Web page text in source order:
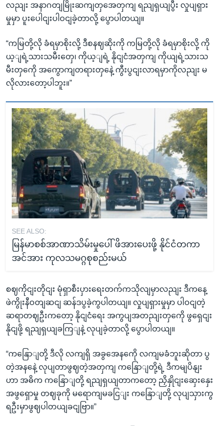
လညျး အနာဂတျမြိုးဆကျတှအေတှကျ ရညျရှယျပွီး လှုပျရှား
မှုမှာ ပူးပေါငျးပါဝငျခဲ့တာလို့ ပွောပါတယျ။
“ကမြတို့လို ခံရမှာစိုးလို့ ဒီစနဈဆိုးကို ကမြတို့လို ခံရမှာစိုးလို့ ကို
ယ့ျရဲ့သားသမီးတှေ၊ ကိုယ့ျရဲ့ နိုငျငံအတှကျ ကိုယျရဲ့သားသ
မီးတှကေို အကွောကျတရားတှနေဲ့ ကွီးပွငျးလာရမှာကိုလညျး မ
လိုလားတော့ပါဘူး။”
SEE ALSO:
မြန်မာစစ်အာဏာသိမ်းမှုပေါ် ဖိအားပေးဖို့ နိုင်ငံတကာ
အင်အား ကုလသမဂ္ဂစုစည်းမယ်
စဈကိုငျးတိုငျး မုံရှာစီးပှားရေးတက်ကသိုလျမှာလညျး ဒီကနေ့
ဖဲကွိုးနီဝတျဆငျ ဆန်ဒပွခဲ့ကွပါတယျ။ လှုပျရှားမှုမှာ ပါဝငျတဲ့
ဆရာတဈဦးကတော့ နိုငျငံရေး အကွပျအတညျးတှကေို ဖွရှေငျး
နိုငျဖို့ ရညျရှယျခကြျနဲ့ လုပျခဲ့တာလို့ ပွောပါတယျ။
“ကနြောျတို့ ဒီလို လကျရှိ အခွအေနကေို လကျမခံဘူးဆိုတာ ပွ
တဲ့အနနေဲ့ လုပျတာဖွဈတဲ့အတှကျ ကနြောျတို့ရဲ့ ဒီကမျပိနျး
ဟာ အဓိက ကနြောျတို့ ရညျရှယျတာကတော့ ညှိနှိုငျးဆှေးနှေး
အဖွရှောမှု တဈခုကို မရောကျမခငြျး ကနြောျတို့ လုပျသှားကွ
ရဦးမှာဖွဈပါတယျခငျဗြာ။”